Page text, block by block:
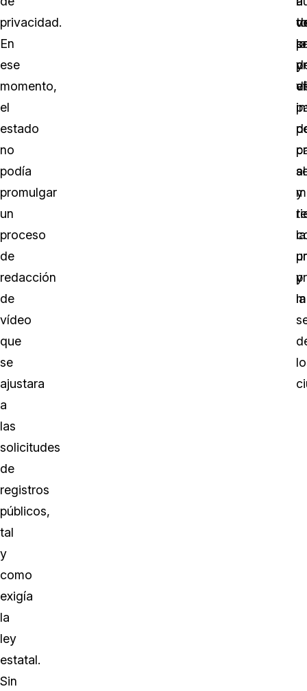
privacidad.
En
ese
momento,
el
estado
no
podía
promulgar
un
proceso
de
redacción
de
vídeo
que
se
ajustara
a
las
solicitudes
de
registros
públicos,
tal
y
como
exigía
la
ley
estatal.
Sin
y
y
al
la
y
la